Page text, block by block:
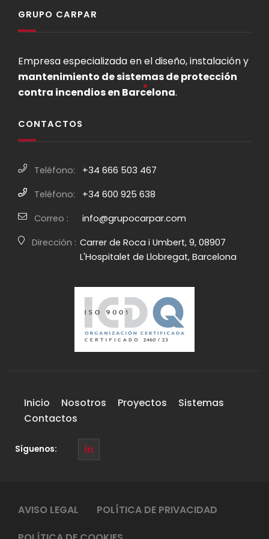
GRUPO CARPAR
Empresa especializada en el diseño, instalación y
mantenimiento de sistemas de protección
contra incendios en Barcelona.
CONTACTOS
Teléfono:
+34 666 503 467
Teléfono:
+34 600 925 638
Correo :
info@grupocarpar.com
Dirección : Carrer de Roca i Umbert, 9, 08907
L'Hospitalet de Llobregat, Barcelona
Inicio Nosotros Proyectos
Sistemas
Contactos
Síguenos:
AVISO LEGAL
POLÍTICA DE PRIVACIDAD